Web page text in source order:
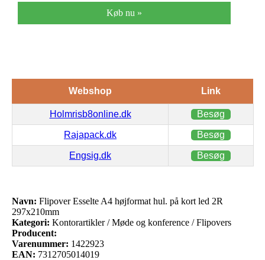
Køb nu »
Webshop Link
Holmrisb8online.dk Besøg
Rajapack.dk Besøg
Engsig.dk Besøg
Navn: Flipover Esselte A4 højformat hul. på kort led 2R
297x210mm
Kategori: Kontorartikler / Møde og konference / Flipovers
Producent:
Varenummer: 1422923
EAN: 7312705014019